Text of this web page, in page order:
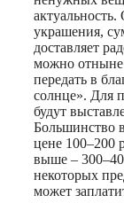
украшения,
доставляет
можно отныне
передать в
солнце». Для
будут
Большинство
цене 100–200
выше –
некоторых
может